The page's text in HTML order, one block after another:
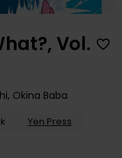
Vol.
, Okina Baba
Yen Press